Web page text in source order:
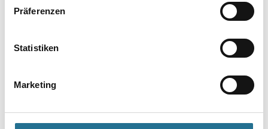
Präferenzen
Statistiken
Marketing
- Flüssig, beißender Geruch